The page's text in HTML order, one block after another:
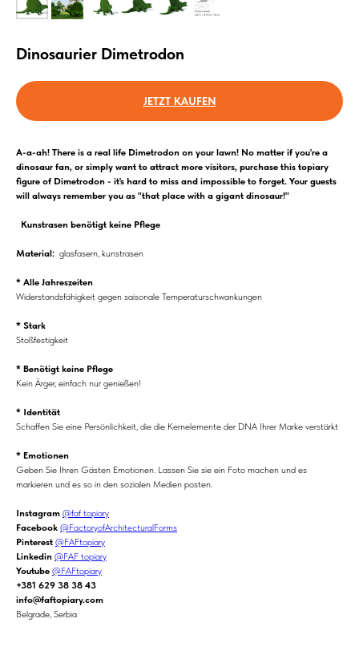
Dinosaurier Dimetrodon
JETZT KAUFEN
A-a-ah! There is a real life Dimetrodon on your lawn! No matter if you're a
dinosaur fan, or simply want to attract more visitors, purchase this topiary
figure of Dimetrodon - it's hard to miss and impossible to forget. Your guests
will always remember you as "that place with a gigant dinosaur!"
Kunstrasen benötigt keine Pflege
Material: glasfasern, kunstrasen
* Alle Jahreszeiten
Widerstandsfähigkeit gegen saisonale Temperaturschwankungen
* Stark
Stoßfestigkeit
* Benötigt keine Pflege
Kein Ärger, einfach nur genießen!
* Identität
Schaffen Sie eine Persönlichkeit, die die Kernelemente der DNA Ihrer Marke verstärkt
* Emotionen
Geben Sie Ihren Gästen Emotionen. Lassen Sie sie ein Foto machen und es
markieren und es so in den sozialen Medien posten.
Instagram @faf_topiary
Facebook @FactoryofArchitecturalForms
Pinterest @FAFtopiary
Linkedin @FAF topiary
Youtube @FAFtopiary
+381 629 38 38 43
info@faftopiary.com
Belgrade, Serbia